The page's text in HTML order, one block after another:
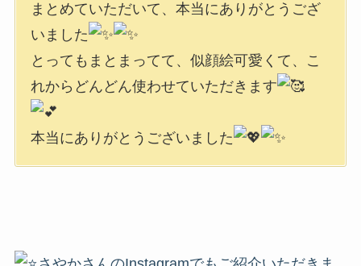
まとめていただいて、本当にありがとうござ
いました
とってもまとまってて、似顔絵可愛くて、こ
れからどんどん使わせていただきます
本当にありがとうございました